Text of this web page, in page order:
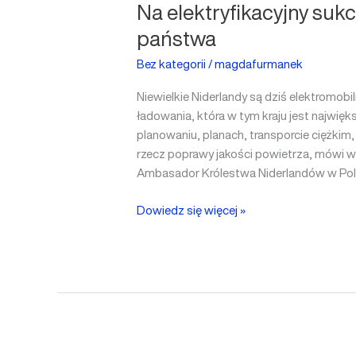
Na elektryfikacyjny
państwa
Bez kategorii/magdafurmanek
Niewielkie Niderlandy są dziś
ładowania, która w tym kraju jest
planowaniu, planach, transporcie
rzecz poprawy jakości powietrza, mówi
Ambasador Królestwa Niderlandów w
Dowiedz się więcej »